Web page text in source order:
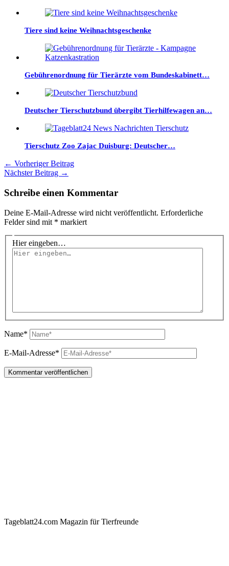
Tiere sind keine Weihnachtsgeschenke
Gebührenordnung für Tierärzte vom Bundeskabinett…
Deutscher Tierschutzbund übergibt Tierhilfewagen an…
Tierschutz Zoo Zajac Duisburg: Deutscher…
← Vorheriger Beitrag
Nächster Beitrag →
Schreibe einen Kommentar
Deine E-Mail-Adresse wird nicht veröffentlicht. Erforderliche
Felder sind mit * markiert
Hier eingeben…
Name*
E-Mail-Adresse*
Tageblatt24.com Magazin für Tierfreunde